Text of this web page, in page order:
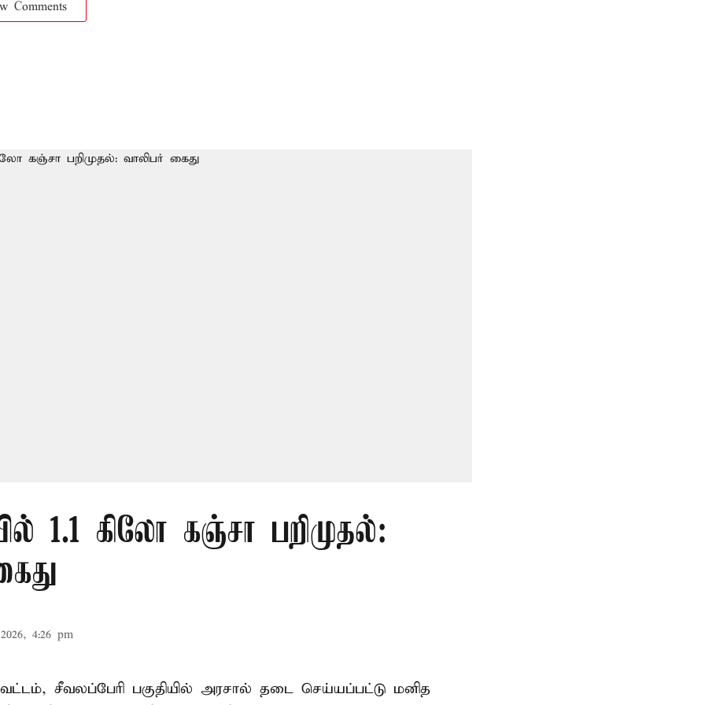
Comments
1.1 கிலோ கஞ்சா பறிமுதல்:
4:26 pm
சீவலப்பேரி பகுதியில் அரசால் தடை செய்யப்பட்டு மனித